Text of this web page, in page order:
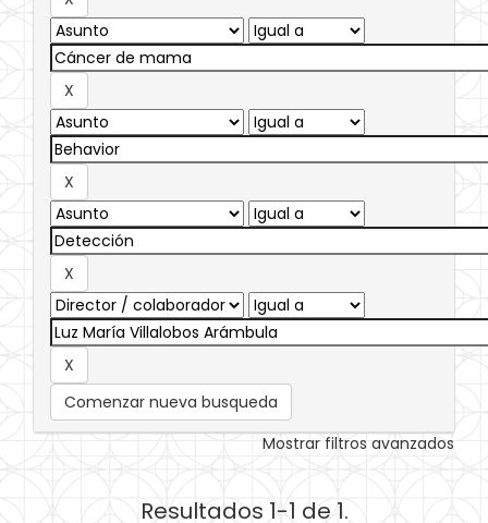
Comenzar nueva busqueda
Mostrar filtros avanzados
Resultados 1-1 de 1.